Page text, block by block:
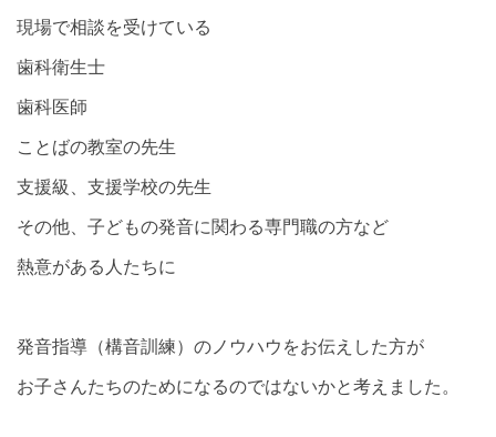
現場で相談を受けている
歯科衛生士
歯科医師
ことばの教室の先生
支援級、支援学校の先生
その他、子どもの発音に関わる専門職の方など
熱意がある人たちに
発音指導（構音訓練）のノウハウをお伝えした方が
お子さんたちのためになるのではないかと考えました。